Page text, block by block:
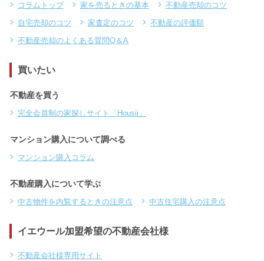
コラムトップ 家を売るときの基本
不動産売却のコツ
自宅売却のコツ
家査定のコツ
不動産の評価額
不動産売却のよくある質問Q＆A
買いたい
不動産を買う
完全会員制の家探しサイト「Housii」
マンション購入について調べる
マンション購入コラム
不動産購入について学ぶ
中古物件を内覧するときの注意点 中古住宅購入の注意点
イエウール加盟希望の不動産会社様
不動産会社様専用サイト